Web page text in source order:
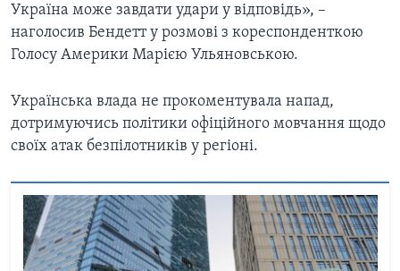
Україна може завдати удари у відповідь», –
наголосив Бендетт у розмові з кореспонденткою
Голосу Америки Марією Ульяновською.
Українська влада не прокоментувала напад,
дотримуючись політики офіційного мовчання щодо
своїх атак безпілотників у регіоні.